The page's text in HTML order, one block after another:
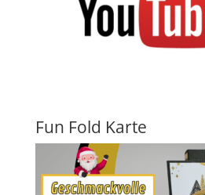
Fun Fold Karte